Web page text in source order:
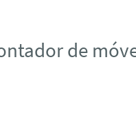
de